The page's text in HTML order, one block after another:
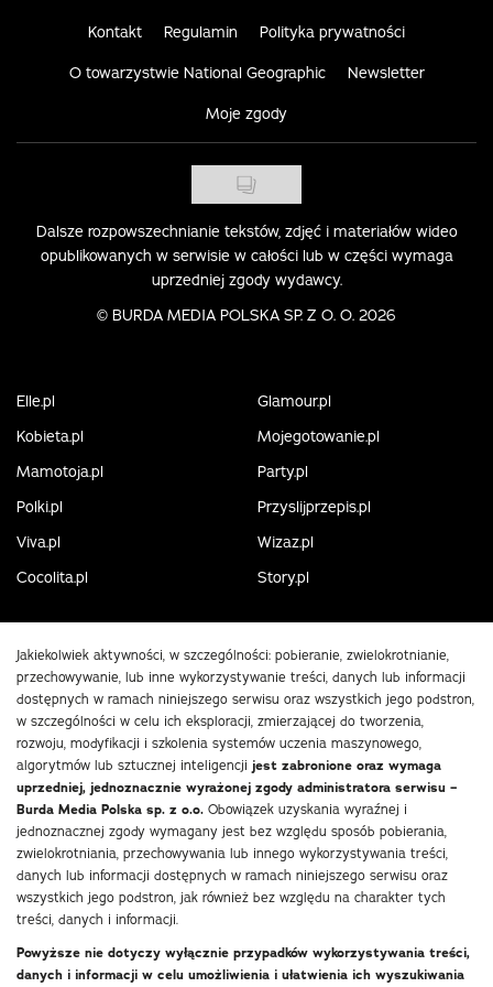
Kontakt Regulamin Polityka prywatności
O towarzystwie National Geographic Newsletter
Moje zgody
Dalsze rozpowszechnianie tekstów, zdjęć i materiałów wideo
opublikowanych w serwisie w całości lub w części wymaga
uprzedniej zgody wydawcy.
© BURDA MEDIA POLSKA SP. Z O. O. 2026
Elle.pl
Glamour.pl
Kobieta.pl
Mojegotowanie.pl
Mamotoja.pl
Party.pl
Polki.pl
Przyslijprzepis.pl
Viva.pl
Wizaz.pl
Cocolita.pl
Story.pl
Jakiekolwiek aktywności, w szczególności: pobieranie, zwielokrotnianie,
przechowywanie, lub inne wykorzystywanie treści, danych lub informacji
dostępnych w ramach niniejszego serwisu oraz wszystkich jego podstron,
w szczególności w celu ich eksploracji, zmierzającej do tworzenia,
rozwoju, modyfikacji i szkolenia systemów uczenia maszynowego,
algorytmów lub sztucznej inteligencji jest zabronione oraz wymaga
uprzedniej, jednoznacznie wyrażonej zgody administratora serwisu –
Burda Media Polska sp. z o.o. Obowiązek uzyskania wyraźnej i
jednoznacznej zgody wymagany jest bez względu sposób pobierania,
zwielokrotniania, przechowywania lub innego wykorzystywania treści,
danych lub informacji dostępnych w ramach niniejszego serwisu oraz
wszystkich jego podstron, jak również bez względu na charakter tych
treści, danych i informacji.
Powyższe nie dotyczy wyłącznie przypadków wykorzystywania treści,
danych i informacji w celu umożliwienia i ułatwienia ich wyszukiwania